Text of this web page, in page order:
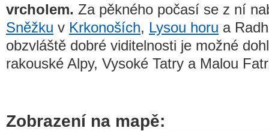
vrcholem. Za pěkného počasí se z ní
Sněžku v Krkonoších, Lysou horu a
obzvláště dobré viditelnosti je možné
rakouské Alpy, Vysoké Tatry a Malou
Zobrazení na mapě: